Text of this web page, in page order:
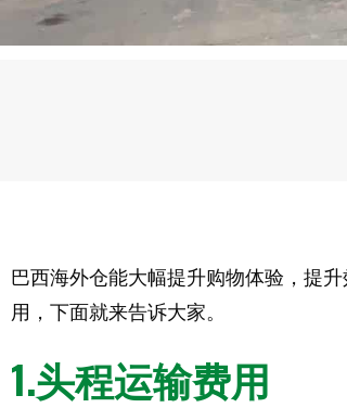
巴西海外仓能大幅提升购物体验，提
用，下面就来告诉大家。
1.头程运输费用